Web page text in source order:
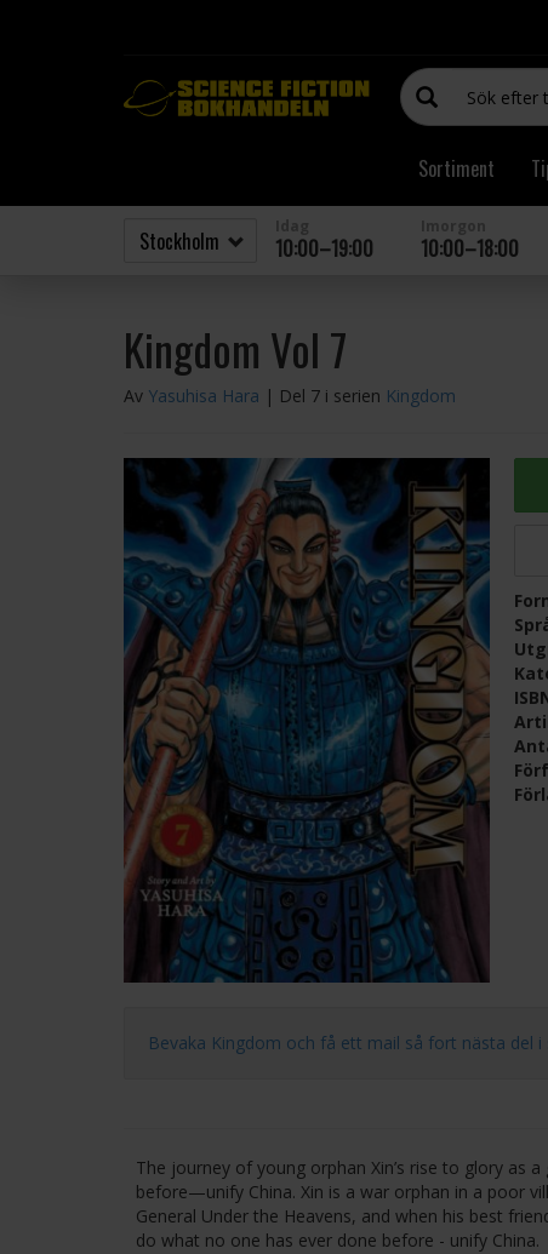
Sortiment
10:00–19:00 10:00–18:00
Kingdom Vol 7
Av Yasuhisa Hara | Del 7 i serien Kingdom
Bevaka Kingdom och få ett mail så fort nästa del i
The journey of young orphan Xin’s rise to glory as
before—unify China. Xin is a war orphan in a poor
General Under the Heavens, and when his best
do what no one has ever done before - unify China.